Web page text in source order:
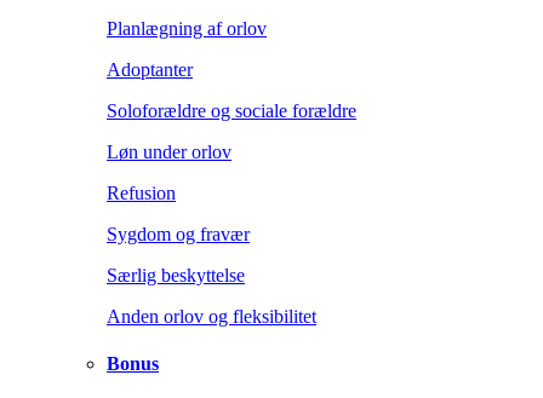
Planlægning af orlov
Adoptanter
Soloforældre og sociale forældre
Løn under orlov
Refusion
Sygdom og fravær
Særlig beskyttelse
Anden orlov og fleksibilitet
Bonus